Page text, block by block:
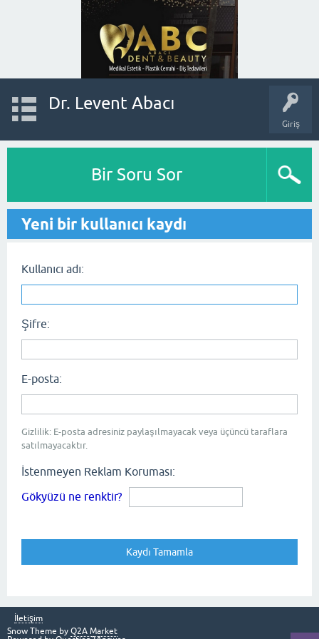
Giriş
Dr. Levent Abacı
Bir Soru Sor
Yeni bir kullanıcı kaydı
Kullanıcı adı:
Şifre:
E-posta:
Gizlilik: E-posta adresiniz paylaşılmayacak veya üçüncü taraflara
satılmayacaktır.
İstenmeyen Reklam Koruması:
Gökyüzü ne renktir?
İletişim
Snow Theme by Q2A Market